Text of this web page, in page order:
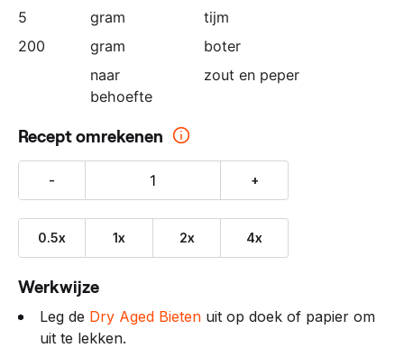
5
gram
tijm
200
gram
boter
naar
behoefte
zout en peper
Recept omrekenen
- +
0.5x 1x 2x 4x
Werkwijze
Leg de Dry Aged Bieten uit op doek of papier om
uit te lekken.